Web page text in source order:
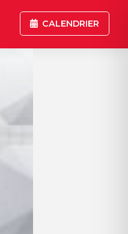
CALENDRIER